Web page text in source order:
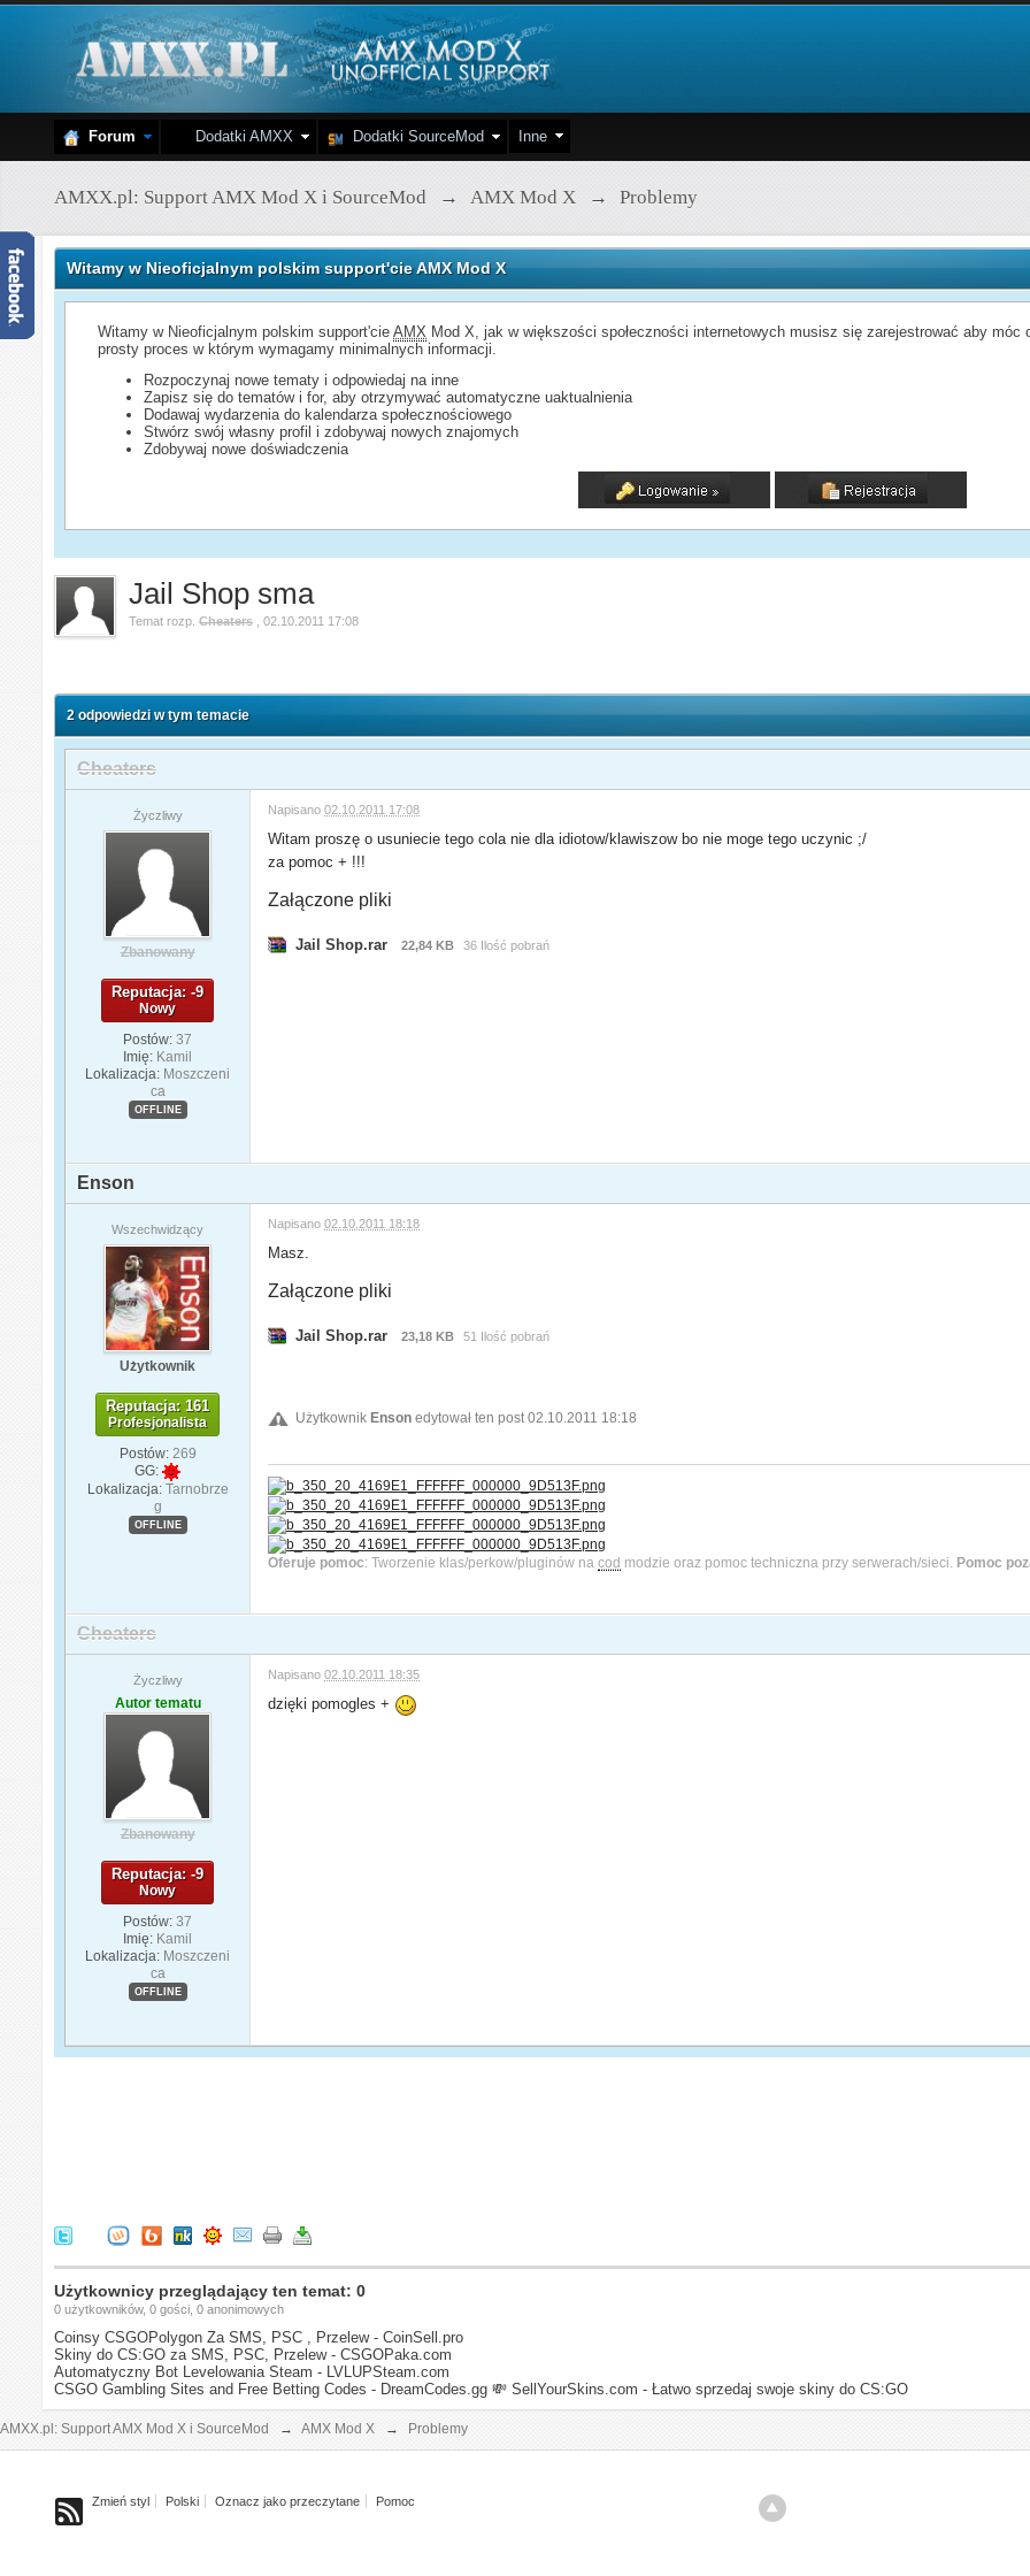
Forum Dodatki AMXX Dodatki SourceMod Inne
AMXX.pl: Support AMX Mod X i SourceMod → AMX Mod X → Problemy
Witamy w Nieoficjalnym polskim support'cie AMX Mod X
Witamy w Nieoficjalnym polskim support'cieAMX Mod X, jak w większości społeczności internetowych musisz się zarejestrować aby
prosty proces w którym wymagamy minimalnych informacji.
Rozpoczynaj nowe tematy i odpowiedaj na inne
Zapisz się do tematów i for, aby otrzymywać automatyczne uaktualnienia
Dodawaj wydarzenia do kalendarza społecznościowego
Stwórz swój własny profil i zdobywaj nowych znajomych
Zdobywaj nowe doświadczenia
Jail Shop sma
Temat rozp.Cheaters ,02.10.2011 17:08
2 odpowiedzi w tym temacie
Cheaters
Życzliwy
Zbanowany
Reputacja: -9
Nowy
Postów: 37
Imię: Kamil
Lokalizacja: Moszczeni
ca
OFFLINE
Napisano02.10.2011 17:08
Witam proszę o usuniecie tego cola nie dla idiotow/klawiszow bo nie moge tego uczynic ;/
za pomoc + !!!
Załączone pliki
Jail Shop.rar 22,84 KB 36 Ilość pobrań
Enson
Wszechwidzący
Użytkownik
Reputacja: 161
Profesjonalista
Postów: 269
GG:
Lokalizacja: Tarnobrze
g
OFFLINE
Napisano02.10.2011 18:18
Masz.
Załączone pliki
Jail Shop.rar 23,18 KB 51 Ilość pobrań
UżytkownikEnson edytował ten post 02.10.2011 18:18
Oferuje pomoc: Tworzenie klas/perkow/pluginów nacod modzie oraz pomoc techniczna przy serwerach/sieci. Pomoc
Cheaters
Życzliwy
Autor tematu
Zbanowany
Reputacja: -9
Nowy
Postów: 37
Imię: Kamil
Lokalizacja: Moszczeni
ca
OFFLINE
Napisano02.10.2011 18:35
dzięki pomogles +
Użytkownicy przeglądający ten temat: 0
0 użytkowników, 0 gości, 0 anonimowych
Coinsy CSGOPolygon Za SMS, PSC , Przelew - CoinSell.pro
Skiny do CS:GO za SMS, PSC, Przelew - CSGOPaka.com
Automatyczny Bot Levelowania Steam - LVLUPSteam.com
CSGO Gambling Sites and Free Betting Codes - DreamCodes.gg 💸 SellYourSkins.com - Łatwo sprzedaj swoje skiny do CS:GO
AMXX.pl: Support AMX Mod X i SourceMod → AMX Mod X → Problemy
Zmień styl Polski Oznacz jako przeczytane Pomoc